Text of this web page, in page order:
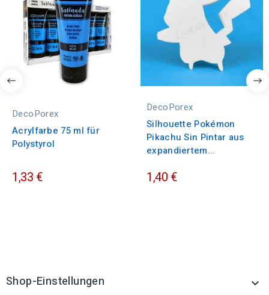
DecoPorex
Acrylfarbe 75 ml für
Polystyrol
1,33 €
DecoPorex
Silhouette Pokémon
Pikachu Sin Pintar aus
expandiertem...
1,40 €
Shop-Einstellungen 